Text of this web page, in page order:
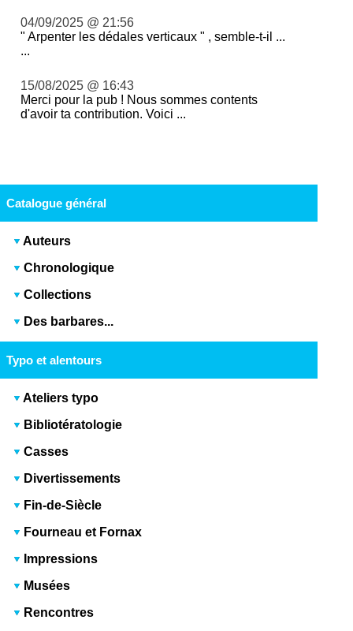
04/09/2025 @ 21:56
" Arpenter les dédales verticaux " , semble-t-il ...
...
15/08/2025 @ 16:43
Merci pour la pub ! Nous sommes contents
d'avoir ta contribution. Voici ...
Catalogue général
Auteurs
Chronologique
Collections
Des barbares...
Typo et alentours
Ateliers typo
Bibliotératologie
Casses
Divertissements
Fin-de-Siècle
Fourneau et Fornax
Impressions
Musées
Rencontres